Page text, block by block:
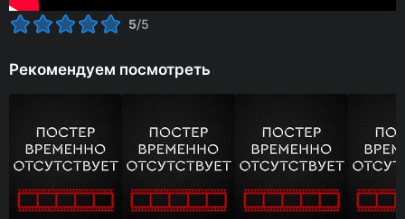
5/5
Рекомендуем посмотреть